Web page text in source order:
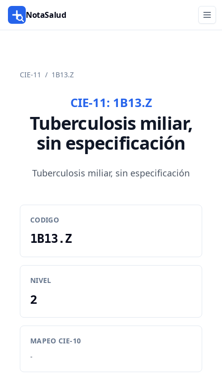
NotaSalud
CIE-11 / 1B13.Z
CIE-11: 1B13.Z
Tuberculosis miliar,
sin especificación
Tuberculosis miliar, sin especificación
CODIGO
1B13.Z
NIVEL
2
MAPEO CIE-10
-